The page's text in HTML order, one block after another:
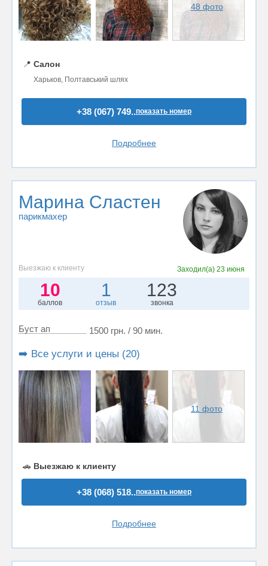
48 фото
📍 Салон
Харьков, Полтавський шлях
+38 (067) 749..показать номер
Подробнее
Марина Сластен
парикмахер
Выезжаю к клиенту Заходил(а)23 июня
10
баллов
1
отзыв
123
звонка
Буст ап 1500 грн. / 90 мин.
➡️ Все услуги и цены (20)
11 фото
🚗 Выезжаю к клиенту
+38 (068) 518..показать номер
Подробнее